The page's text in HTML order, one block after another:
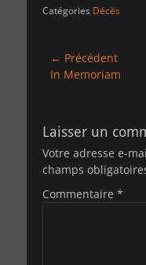
Catégories Décès
Navigation
de
← Précédent
Article
In Memoriam
Laisser un
Votre adresse e-
champs
Commentaire *